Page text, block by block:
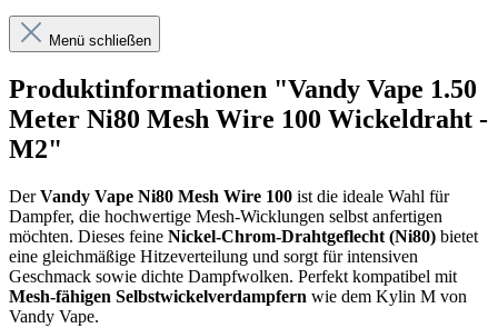
Menü schließen
Produktinformationen "Vandy Vape 1.50
Meter Ni80 Mesh Wire 100 Wickeldraht -
M2"
DerVandy Vape Ni80 Mesh Wire 100 ist die ideale Wahl für
Dampfer, die hochwertige Mesh-Wicklungen selbst anfertigen
möchten. Dieses feine Nickel-Chrom-Drahtgeflecht (Ni80) bietet
eine gleichmäßige Hitzeverteilung und sorgt für intensiven
Geschmack sowie dichte Dampfwolken. Perfekt kompatibel mit
Mesh-fähigen Selbstwickelverdampfern wie dem Kylin M von
Vandy Vape.